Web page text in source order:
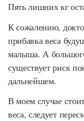
Пять лишних кг
К сожалению,
прибавка веса
малыша. А
существует риск
дальнейшем.
В моем случае
веса, следует